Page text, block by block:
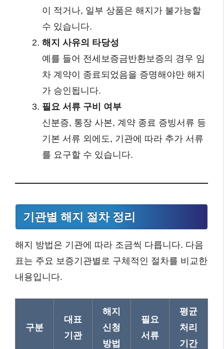
이 적거나, 일부 상품은 해지가 불가능할
수 있습니다.
해지 사유의 타당성
예를 들어 전세보증금반환보증의 경우 임
차 계약이 종료되었음을 증명해야만 해지
가 승인됩니다.
필요 서류 구비 여부
신분증, 통장 사본, 계약 종료 증빙서류 등
기본 서류 외에도, 기관에 따라 추가 서류
를 요구할 수 있습니다.
기관별 해지 절차 정리
해지 방법은 기관에 따라 조금씩 다릅니다. 다음
표는 주요 보증기관별로 구체적인 절차를 비교한
내용입니다.
구분
대표
기관
해지
신청
방법
필요
서류
평균
처리
기간